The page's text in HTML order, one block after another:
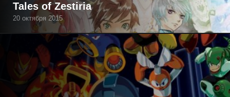
Tales of Zestiria
20 октября 2015